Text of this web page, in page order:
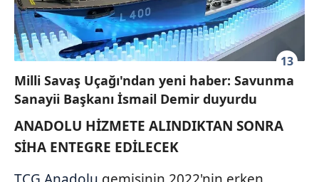
13
Milli Savaş Uçağı'ndan yeni haber: Savunma
Sanayii Başkanı İsmail Demir duyurdu
ANADOLU HİZMETE ALINDIKTAN SONRA
SİHA ENTEGRE EDİLECEK